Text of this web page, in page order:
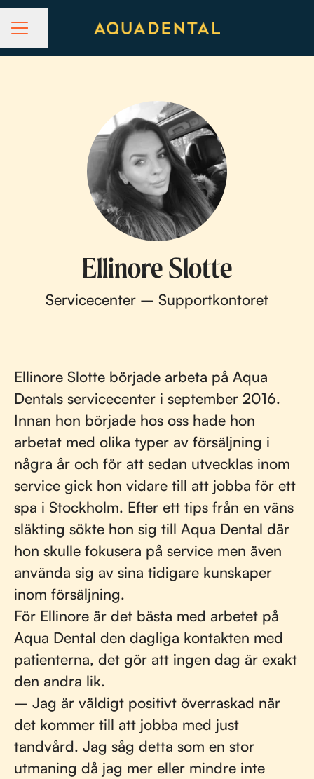
KARRIÄRMENY
Dela sidan
Ellinore Slotte
Servicecenter – Supportkontoret
Ellinore Slotte började arbeta på Aqua
Dentals servicecenter i september 2016.
Innan hon började hos oss hade hon
arbetat med olika typer av försäljning i
några år och för att sedan utvecklas inom
service gick hon vidare till att jobba för ett
spa i Stockholm. Efter ett tips från en väns
släkting sökte hon sig till Aqua Dental där
hon skulle fokusera på service men även
använda sig av sina tidigare kunskaper
inom försäljning.
För Ellinore är det bästa med arbetet på
Aqua Dental den dagliga kontakten med
patienterna, det gör att ingen dag är exakt
den andra lik.
– Jag är väldigt positivt överraskad när
det kommer till att jobba med just
tandvård. Jag såg detta som en stor
utmaning då jag mer eller mindre inte